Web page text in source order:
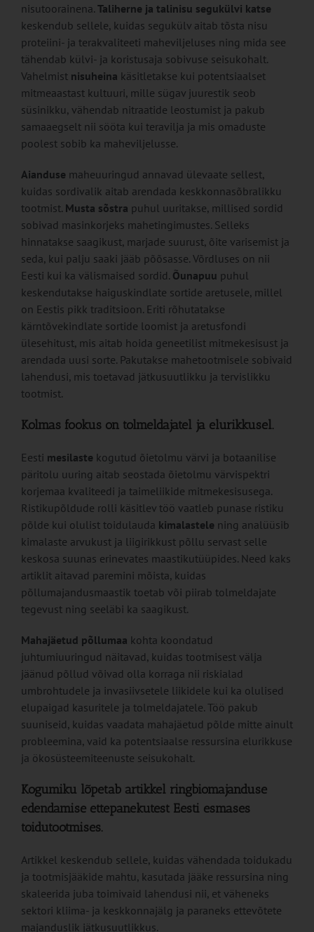
nisutoorainena. Taliherne ja talinisu segukülvi katse
keskendub sellele, kuidas segukülv aitab tõsta nisu
proteiini- ja terakvaliteeti maheviljeluses ning mida see
tähendab külvi- ja koristusaja sobivuse seisukohalt.
Vahelmist nisuheina käsitletakse kui potentsiaalset
mitmeaastast kultuuri, mille sügav juurestik seob
süsinikku, vähendab nitraatide leostumist ja pakub
samaaegselt nii sööta kui teravilja ja mis omaduste
poolest sobib ka maheviljelusse.
Aianduse maheuuringud annavad ülevaate sellest,
kuidas sordivalik aitab arendada keskkonnasõbralikku
tootmist. Musta sõstra puhul uuritakse, millised sordid
sobivad masinkorjeks mahetingimustes. Selleks
hinnatakse saagikust, marjade suurust, õite varisemist ja
seda, kui palju saaki jääb põõsasse. Võrdluses on nii
Eesti kui ka välismaised sordid. Õunapuu puhul
keskendutakse haiguskindlate sortide aretusele, millel
on Eestis pikk traditsioon. Eriti rõhutatakse
kärntõvekindlate sortide loomist ja aretusfondi
ülesehitust, mis aitab hoida geneetilist mitmekesisust ja
arendada uusi sorte. Pakutakse mahetootmisele sobivaid
lahendusi, mis toetavad jätkusuutlikku ja tervislikku
tootmist.
Kolmas fookus on tolmeldajatel ja elurikkusel.
Eesti mesilaste kogutud õietolmu värvi ja botaanilise
päritolu uuring aitab seostada õietolmu värvispektri
korjemaa kvaliteedi ja taimeliikide mitmekesisusega.
Ristikupõldude rolli käsitlev töö vaatleb punase ristiku
põlde kui olulist toidulauda kimalastele ning analüüsib
kimalaste arvukust ja liigirikkust põllu servast selle
keskosa suunas erinevates maastikutüüpides. Need kaks
artiklit aitavad paremini mõista, kuidas
põllumajandusmaastik toetab või piirab tolmeldajate
tegevust ning seeläbi ka saagikust.
Mahajäetud põllumaa kohta koondatud
juhtumiuuringud näitavad, kuidas tootmisest välja
jäänud põllud võivad olla korraga nii riskialad
umbrohtudele ja invasiivsetele liikidele kui ka olulised
elupaigad kasuritele ja tolmeldajatele. Töö pakub
suuniseid, kuidas vaadata mahajäetud põlde mitte ainult
probleemina, vaid ka potentsiaalse ressursina elurikkuse
ja ökosüsteemiteenuste seisukohalt.
Kogumiku lõpetab artikkel ringbiomajanduse
edendamise ettepanekutest Eesti esmases
toidutootmises.
Artikkel keskendub sellele, kuidas vähendada toidukadu
ja tootmisjääkide mahtu, kasutada jääke ressursina ning
skaleerida juba toimivaid lahendusi nii, et väheneks
sektori kliima- ja keskkonnajälg ja paraneks ettevõtete
majanduslik jätkusuutlikkus.